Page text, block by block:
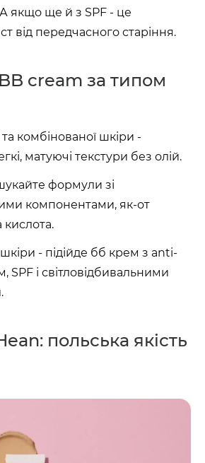
якщо ще й з SPF - це
від передчасного старіння.
cream за типом
комбінованої шкіри -
матуючі текстури без олій.
формули зі
компонентами, як-от
кислота.
шкіри - підійде бб крем з anti-
SPF і світловідбивальними
польська якість